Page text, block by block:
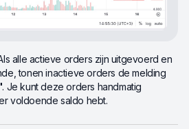
alle actieve orders zijn uitgevoerd en
tonen inactieve orders de melding
. Je kunt deze orders handmatig
voldoende saldo hebt.